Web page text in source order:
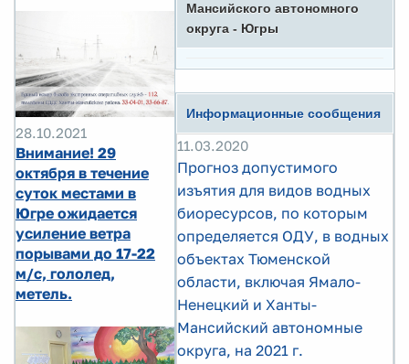
28.10.2021
Внимание! 29
октября в течение
суток местами в
Югре ожидается
усиление ветра
порывами до 17-22
м/с, гололед,
метель.
Мансийского автономного
округа - Югры
Информационные сообщения
11.03.2020
Прогноз допустимого
изъятия для видов водных
биоресурсов, по которым
определяется ОДУ, в водных
объектах Тюменской
области, включая Ямало-
Ненецкий и Ханты-
Мансийский автономные
округа, на 2021 г.